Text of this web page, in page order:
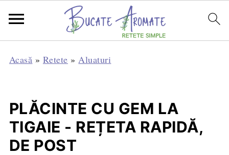
Acasă » Retete »Aluaturi
PLĂCINTE CU GEM LA
TIGAIE - REȚETA RAPIDĂ,
DE POST